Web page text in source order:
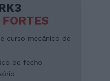
curso mecânico de
de fecho